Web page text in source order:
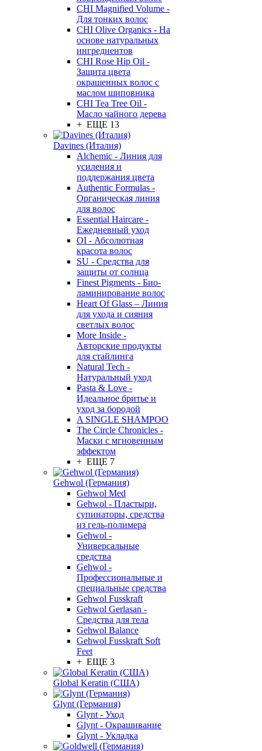
CHI Magnified Volume -
Для тонких волос
CHI Olive Organics - На
основе натуральных
ингредиентов
CHI Rose Hip Oil -
Защита цвета
окрашенных волос с
маслом шиповника
CHI Tea Tree Oil -
Масло чайного дерева
+ ЕЩЕ 13
Davines (Италия)
Alchemic - Линия для
усиления и
поддержания цвета
Authentic Formulas -
Органическая линия
для волос
Essential Haircare -
Eжедневный уход
OI - Абсолютная
красота волос
SU - Средства для
защиты от солнца
Finest Pigments - Био-
ламинирование волос
Heart Of Glass – Линия
для ухода и сияния
светлых волос
More Inside -
Авторские продукты
для стайлинга
Natural Tech -
Натуральный уход
Pasta & Love -
Идеальное бритье и
уход за бородой
A SINGLE SHAMPOO
The Circle Chronicles -
Маски с мгновенным
эффектом
+ ЕЩЕ 7
Gehwol (Германия)
Gehwol Med
Gehwol - Пластыри,
супинаторы, средства
из гель-полимера
Gehwol -
Универсальные
средства
Gehwol -
Профессиональные и
специальные средства
Gehwol Fusskraft
Gehwol Gerlasan -
Средства для тела
Gehwol Balance
Gehwol Fusskraft Soft
Feet
+ ЕЩЕ 3
Global Keratin (США)
Glynt (Германия)
Glynt - Уход
Glynt - Окрашивание
Glynt - Укладка